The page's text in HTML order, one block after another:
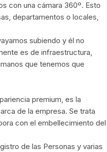
con una cámara 360º. Esto
departamentos o locales,
subiendo y él no
es de infraestructura,
que tenemos que
premium, es la
de la empresa. Se trata
con el embellecimiento del
de las Personas y varias